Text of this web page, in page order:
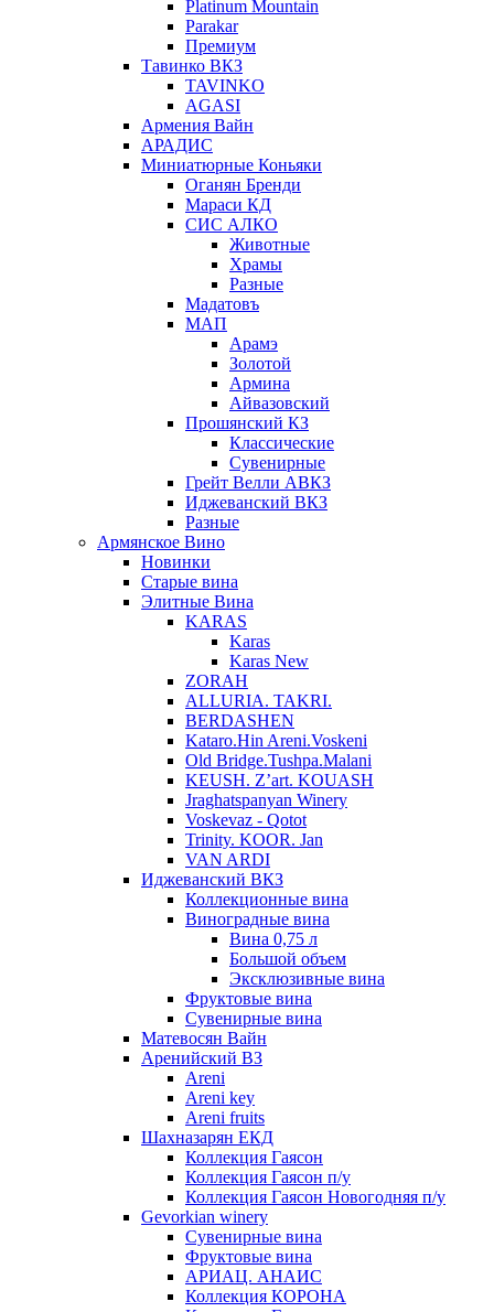
Platinum Mountain
Parakar
Премиум
Тавинко ВКЗ
TAVINKO
AGASI
Армения Вайн
АРАДИС
Миниатюрные Коньяки
Оганян Бренди
Мараси КД
СИС АЛКО
Животные
Храмы
Разные
Мадатовъ
МАП
Арамэ
Золотой
Армина
Айвазовский
Прошянский КЗ
Классические
Сувенирные
Грейт Велли АВКЗ
Иджеванский ВКЗ
Разные
Армянское Вино
Новинки
Старые вина
Элитные Вина
KARAS
Karas
Karas New
ZORAH
ALLURIA. TAKRI.
BERDASHEN
Kataro.Hin Areni.Voskeni
Old Bridge.Tushpa.Malani
KEUSH. Z’art. KOUASH
Jraghatspanyan Winery
Voskevaz - Qotot
Trinity. KOOR. Jan
VAN ARDI
Иджеванский ВКЗ
Коллекционные вина
Виноградные вина
Вина 0,75 л
Большой объем
Эксклюзивные вина
Фруктовые вина
Cувенирные вина
Матевосян Вайн
Аренийский ВЗ
Areni
Areni key
Areni fruits
Шахназарян ЕКД
Коллекция Гаясон
Коллекция Гаясон п/у
Коллекция Гаясон Новогодняя п/у
Gevorkian winery
Сувенирные вина
Фруктовые вина
АРИАЦ. АНАИС
Коллекция КОРОНА